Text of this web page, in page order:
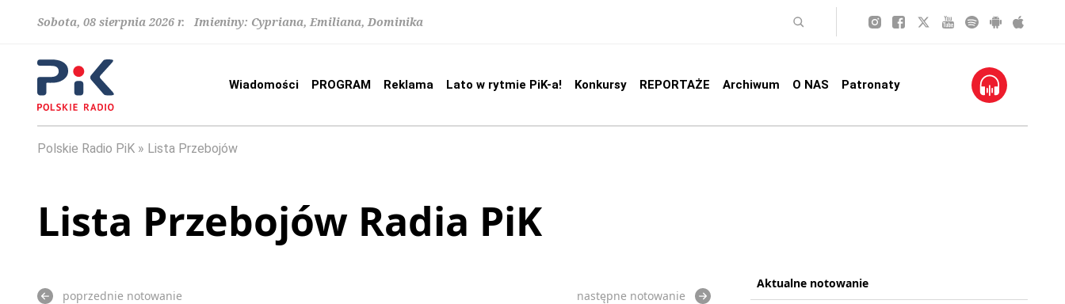
Sobota, 08 sierpnia 2026 r. Imieniny: Cypriana, Emiliana, Dominika
Wiadomości PROGRAM Reklama Lato w rytmie PiK-a! Konkursy REPORTAŻE Archiwum O NAS Patronaty
Polskie Radio PiK Lista Przebojów
Lista Przebojów Radia PiK
poprzednie notowanie następne notowanie
Aktualne notowanie